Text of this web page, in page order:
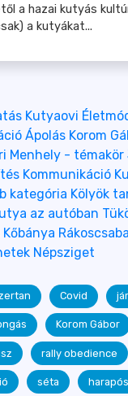
a hazai kutyás
a kutyákat...
Kutyaovi
Ápolás Korom
Menhely - témakör
Kommunikáció
kategória Kölyök
az autóban
Kőbánya Rákoscsaba
Népsziget
Covid
Korom Gábor
rally obedience
séta